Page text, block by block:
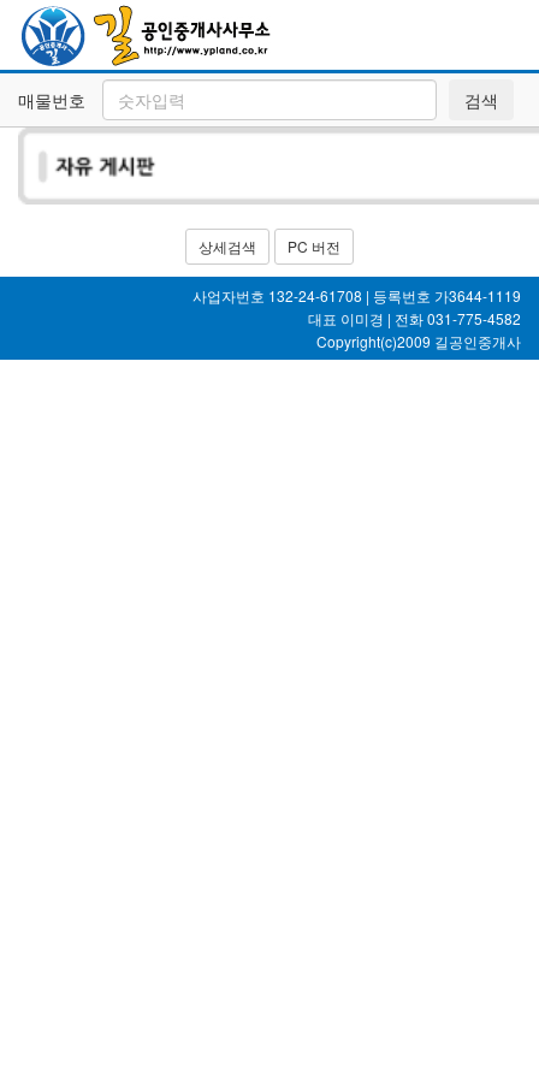
매물번호 검색
상세검색 PC 버전
사업자번호 132-24-61708 | 등록번호 가3644-1119
대표 이미경 | 전화 031-775-4582
Copyright(c)2009 길공인중개사